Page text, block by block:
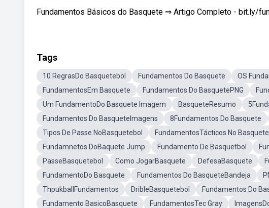
Fundamentos Básicos do Basquete ⇒ Artigo Completo - bit.ly/
Tags
10 RegrasDo Basquetebol Fundamentos Do Basquete OS
FundamentosEm Basquete
Fundamentos Do BasquetePNG
Um FundamentoDo Basquete Imagem
BasqueteResumo
Fundamentos Do BasqueteImagens
8Fundamentos Do Basquete
Tipos De Passe NoBasquetebol
FundamentosTácticos No
Fundamnetos DoBaquete Jump
Fundamento De Basquetbol
PasseBasquetebol
Como JogarBasquete DefesaBasquete
FundamentoDo Basquete
Fundamentos Do BasqueteBandeja
ThpukballFundamentos
DribleBasquetebol
Fundamentos Do
Fundamento BasicoBasquete
FundamentosTec Gray